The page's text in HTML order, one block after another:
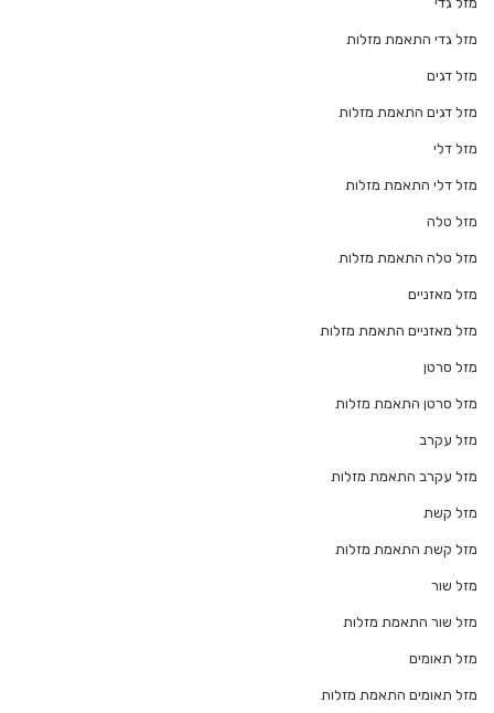
מזל גדי התאמת מזלות
מזל דגים
מזל דגים התאמת מזלות
מזל דלי
מזל דלי התאמת מזלות
מזל טלה
מזל טלה התאמת מזלות
מזל מאזניים
מזל מאזניים התאמת מזלות
מזל סרטן
מזל סרטן התאמת מזלות
מזל עקרב
מזל עקרב התאמת מזלות
מזל קשת
מזל קשת התאמת מזלות
מזל שור
מזל שור התאמת מזלות
מזל תאומים
מזל תאומים התאמת מזלות